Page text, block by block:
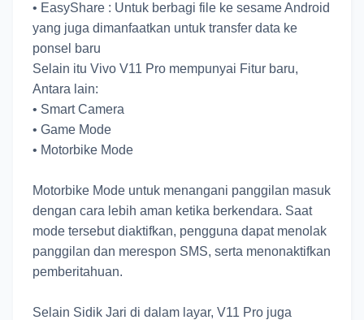
• EasyShare : Untuk berbagi file ke sesame Android
yang juga dimanfaatkan untuk transfer data ke
ponsel baru
Selain itu Vivo V11 Pro mempunyai Fitur baru,
Antara lain:
• Smart Camera
• Game Mode
• Motorbike Mode
Motorbike Mode untuk menangani panggilan masuk
dengan cara lebih aman ketika berkendara. Saat
mode tersebut diaktifkan, pengguna dapat menolak
panggilan dan merespon SMS, serta menonaktifkan
pemberitahuan.
Selain Sidik Jari di dalam layar, V11 Pro juga